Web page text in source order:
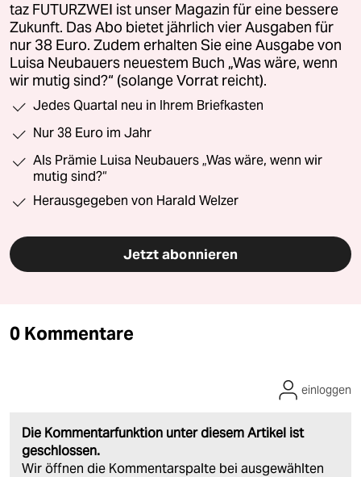
taz FUTURZWEI ist unser Magazin für eine bessere
Zukunft. Das Abo bietet jährlich vier Ausgaben für
nur 38 Euro. Zudem erhalten Sie eine Ausgabe von
Luisa Neubauers neuestem Buch „Was wäre, wenn
wir mutig sind?“ (solange Vorrat reicht).
Jedes Quartal neu in Ihrem Briefkasten
Nur 38 Euro im Jahr
Als Prämie Luisa Neubauers „Was wäre, wenn wir
mutig sind?“
Herausgegeben von Harald Welzer
Jetzt abonnieren
0 Kommentare
Die Kommentarfunktion unter diesem Artikel ist
geschlossen.
Wir öffnen die Kommentarspalte bei ausgewählten
einloggen